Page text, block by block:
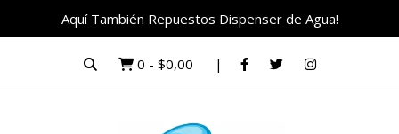
Aquí También Repuestos Dispenser de Agua!
0 - $0,00